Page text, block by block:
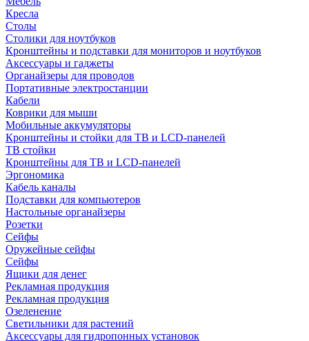
Кресла
Столы
Столики для ноутбуков
Кронштейны и подставки для мониторов и ноутбуков
Аксессуары и гаджеты
Органайзеры для проводов
Портативные электростанции
Кабели
Коврики для мыши
Мобильные аккумуляторы
Кронштейны и стойки для ТВ и LCD-панелей
ТВ стойки
Кронштейны для ТВ и LCD-панелей
Эргономика
Кабель каналы
Подставки для компьютеров
Настольные органайзеры
Розетки
Сейфы
Оружейные сейфы
Сейфы
Ящики для денег
Рекламная продукция
Рекламная продукция
Озеленение
Светильники для растений
Аксессуары для гидропонных установок